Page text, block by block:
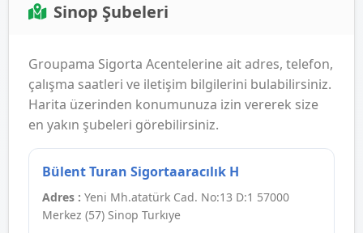
Sinop Şubeleri
Groupama Sigorta Acentelerine ait adres, telefon,
çalışma saatleri ve iletişim bilgilerini bulabilirsiniz.
Harita üzerinden konumunuza izin vererek size
en yakın şubeleri görebilirsiniz.
Bülent Turan Sigortaaracılık H
Adres : Yeni Mh.atatürk Cad. No:13 D:1 57000
Merkez (57) Sinop Turkıye